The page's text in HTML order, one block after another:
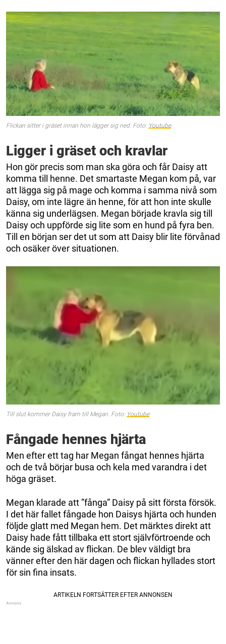
Flickan sitter i gräset innan hon lägger sig ned. Foto: Youtube
Ligger i gräset och kravlar
Hon gör precis som man ska göra och får Daisy att
komma till henne. Det smartaste Megan kom på, var
att lägga sig på mage och komma i samma nivå som
Daisy, om inte lägre än henne, för att hon inte skulle
känna sig underlägsen. Megan började kravla sig till
Daisy och uppförde sig lite som en hund på fyra ben.
Till en början ser det ut som att Daisy blir lite förvånad
och osäker över situationen.
Till slut kommer Daisy fram till Megan. Foto: Youtube
Fångade hennes hjärta
Men efter ett tag har Megan fångat hennes hjärta
och de två börjar busa och kela med varandra i det
höga gräset.
Megan klarade att ”fånga” Daisy på sitt första försök.
I det här fallet fångade hon Daisys hjärta och hunden
följde glatt med Megan hem. Det märktes direkt att
Daisy hade fått tillbaka ett stort självförtroende och
kände sig älskad av flickan. De blev väldigt bra
vänner efter den här dagen och flickan hyllades stort
för sin fina insats.